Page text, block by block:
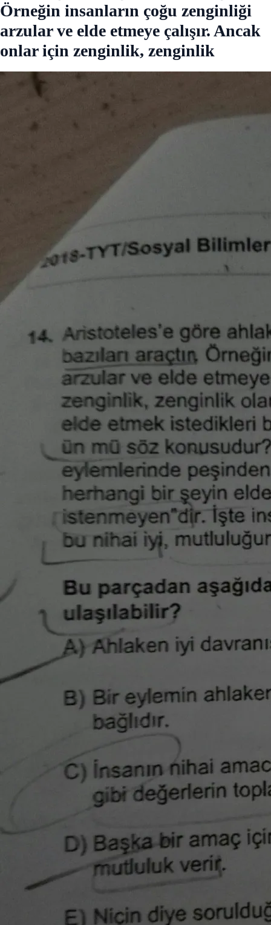
Örneğin insanların çoğu zenginliği
arzular ve elde etmeye çalışır. Ancak
onlar için zenginlik, zenginlik